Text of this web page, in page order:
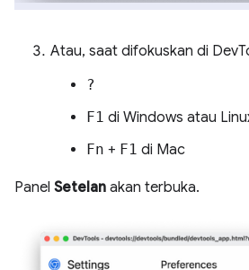
Atau, saat difokuskan di
?
F1 di Windows atau
Fn + F1 di Mac
Panel Setelan akan terbuka.